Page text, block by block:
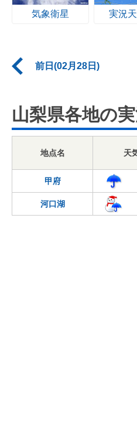
気象衛星 実況
前日(02月28日)
山梨県各地の
地点名 天
甲府
河口湖